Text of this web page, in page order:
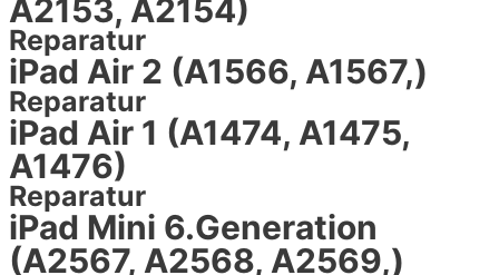
A2153, A2154)
Reparatur
iPad Air 2 (A1566, A1567,)
Reparatur
iPad Air 1 (A1474, A1475,
A1476)
Reparatur
iPad Mini 6.Generation
(A2567, A2568, A2569,)